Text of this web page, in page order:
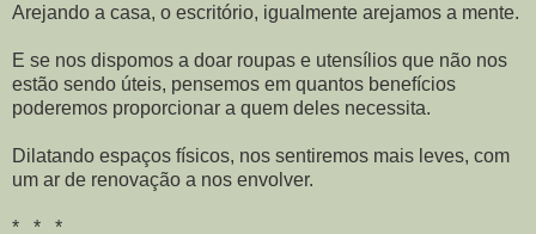
Arejando a casa, o escritório, igualmente arejamos a mente.
E se nos dispomos a doar roupas e utensílios que não nos
estão sendo úteis, pensemos em quantos benefícios
poderemos proporcionar a quem deles necessita.
Dilatando espaços físicos, nos sentiremos mais leves, com
um ar de renovação a nos envolver.
* * *